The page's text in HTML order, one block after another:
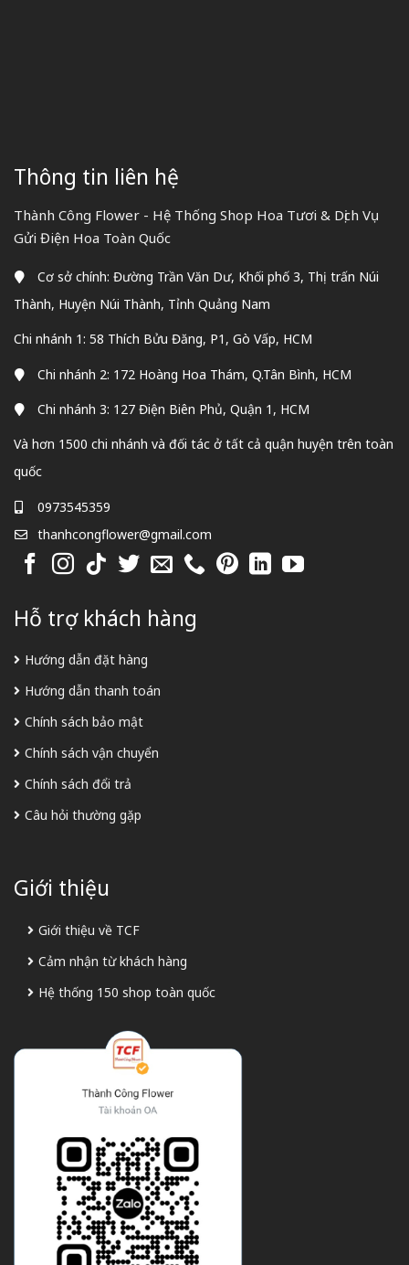
Thông tin liên hệ
Thành Công Flower - Hệ Thống Shop Hoa Tươi & Dịch Vụ
Gửi Điện Hoa Toàn Quốc
Cơ sở chính: Đường Trần Văn Dư, Khối phố 3, Thị trấn Núi
Thành, Huyện Núi Thành, Tỉnh Quảng Nam
Chi nhánh 1: 58 Thích Bửu Đăng, P1, Gò Vấp, HCM
Chi nhánh 2: 172 Hoàng Hoa Thám, Q.Tân Bình, HCM
Chi nhánh 3: 127 Điện Biên Phủ, Quận 1, HCM
Và hơn 1500 chi nhánh và đối tác ở tất cả quận huyện trên toàn
quốc
0973545359
thanhcongflower@gmail.com
Hỗ trợ khách hàng
Hướng dẫn đặt hàng
Hướng dẫn thanh toán
Chính sách bảo mật
Chính sách vận chuyển
Chính sách đổi trả
Câu hỏi thường gặp
Giới thiệu
Giới thiệu về TCF
Cảm nhận từ khách hàng
Hệ thống 150 shop toàn quốc